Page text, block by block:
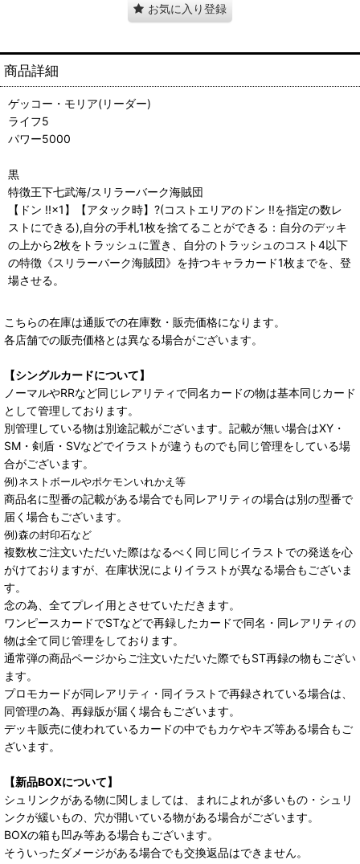
お気に入り登録
商品詳細
ゲッコー・モリア(リーダー)
ライフ5
パワー5000
黒
特徴王下七武海/スリラーバーク海賊団
【ドン !!×1】【アタック時】?(コストエリアのドン !!を指定の数レ
ストにできる),自分の手札1枚を捨てることができる：自分のデッキ
の上から2枚をトラッシュに置き、自分のトラッシュのコスト4以下
の特徴《スリラーバーク海賊団》を持つキャラカード1枚までを、登
場させる。
こちらの在庫は通販での在庫数・販売価格になります。
各店舗での販売価格とは異なる場合がございます。
【シングルカードについて】
ノーマルやRRなど同じレアリティで同名カードの物は基本同じカード
として管理しております。
別管理している物は別途記載がございます。記載が無い場合はXY・
SM・剣盾・SVなどでイラストが違うものでも同じ管理をしている場
合がございます。
例)ネストボールやポケモンいれかえ等
商品名に型番の記載がある場合でも同レアリティの場合は別の型番で
届く場合もございます。
例)森の封印石など
複数枚ご注文いただいた際はなるべく同じ同じイラストでの発送を心
がけておりますが、在庫状況によりイラストが異なる場合もございま
す。
念の為、全てプレイ用とさせていただきます。
ワンピースカードでSTなどで再録したカードで同名・同レアリティの
物は全て同じ管理をしております。
通常弾の商品ページからご注文いただいた際でもST再録の物もござい
ます。
プロモカードが同レアリティ・同イラストで再録されている場合は、
同管理の為、再録版が届く場合もございます。
デッキ販売に使われているカードの中でもカケやキズ等ある場合もご
ざいます。
【新品BOXについて】
シュリンクがある物に関しましては、まれによれが多いもの・シュリ
ンクが緩いもの、穴が開いている物がある場合がございます。
BOXの箱も凹み等ある場合もございます。
そういったダメージがある場合でも交換返品はできません。